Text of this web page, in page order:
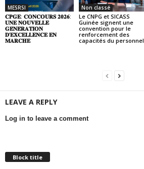
MESRSI
𝐂𝐏𝐆𝐄: 𝐂𝐎𝐍𝐂𝐎𝐔𝐑𝐒 𝟐𝟎𝟐𝟔:
𝐔𝐍𝐄 𝐍𝐎𝐔𝐕𝐄𝐋𝐋𝐄
𝐆𝐄́𝐍𝐄́𝐑𝐀𝐓𝐈𝐎𝐍
𝐃’𝐄𝐗𝐂𝐄𝐋𝐋𝐄𝐍𝐂𝐄 𝐄𝐍
𝐌𝐀𝐑𝐂𝐇𝐄
Non classé
Le CNPG et SICASS
Guinée signent une
convention pour le
renforcement des
capacités du personnel
LEAVE A REPLY
Log in to leave a comment
Block title